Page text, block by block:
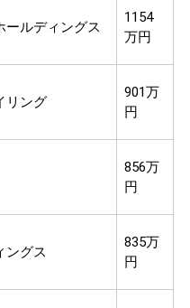
ールディングス
1154
万円
リング
901万
円
856万
円
ングス
835万
円